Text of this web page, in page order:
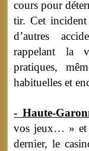
cours pour
tir. Cet incident
d’autres
rappelant la
pratiques,
habituelles et
- Haute-
vos jeux… » et
dernier, le